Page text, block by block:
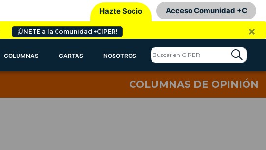
Hazte Socio Acceso Comunidad +C
¡ÚNETE a la Comunidad +CIPER! ×
COLUMNAS CARTAS NOSOTROS
COLUMNAS DE OPINIÓN